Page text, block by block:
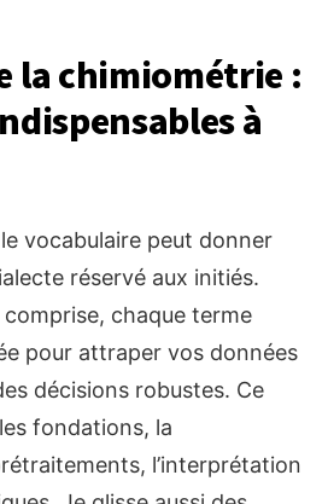
la chimiométrie :
à
vocabulaire peut donner
réservé aux initiés.
chaque terme
pour attraper vos données
décisions robustes. Ce
fondations, la
l’interprétation